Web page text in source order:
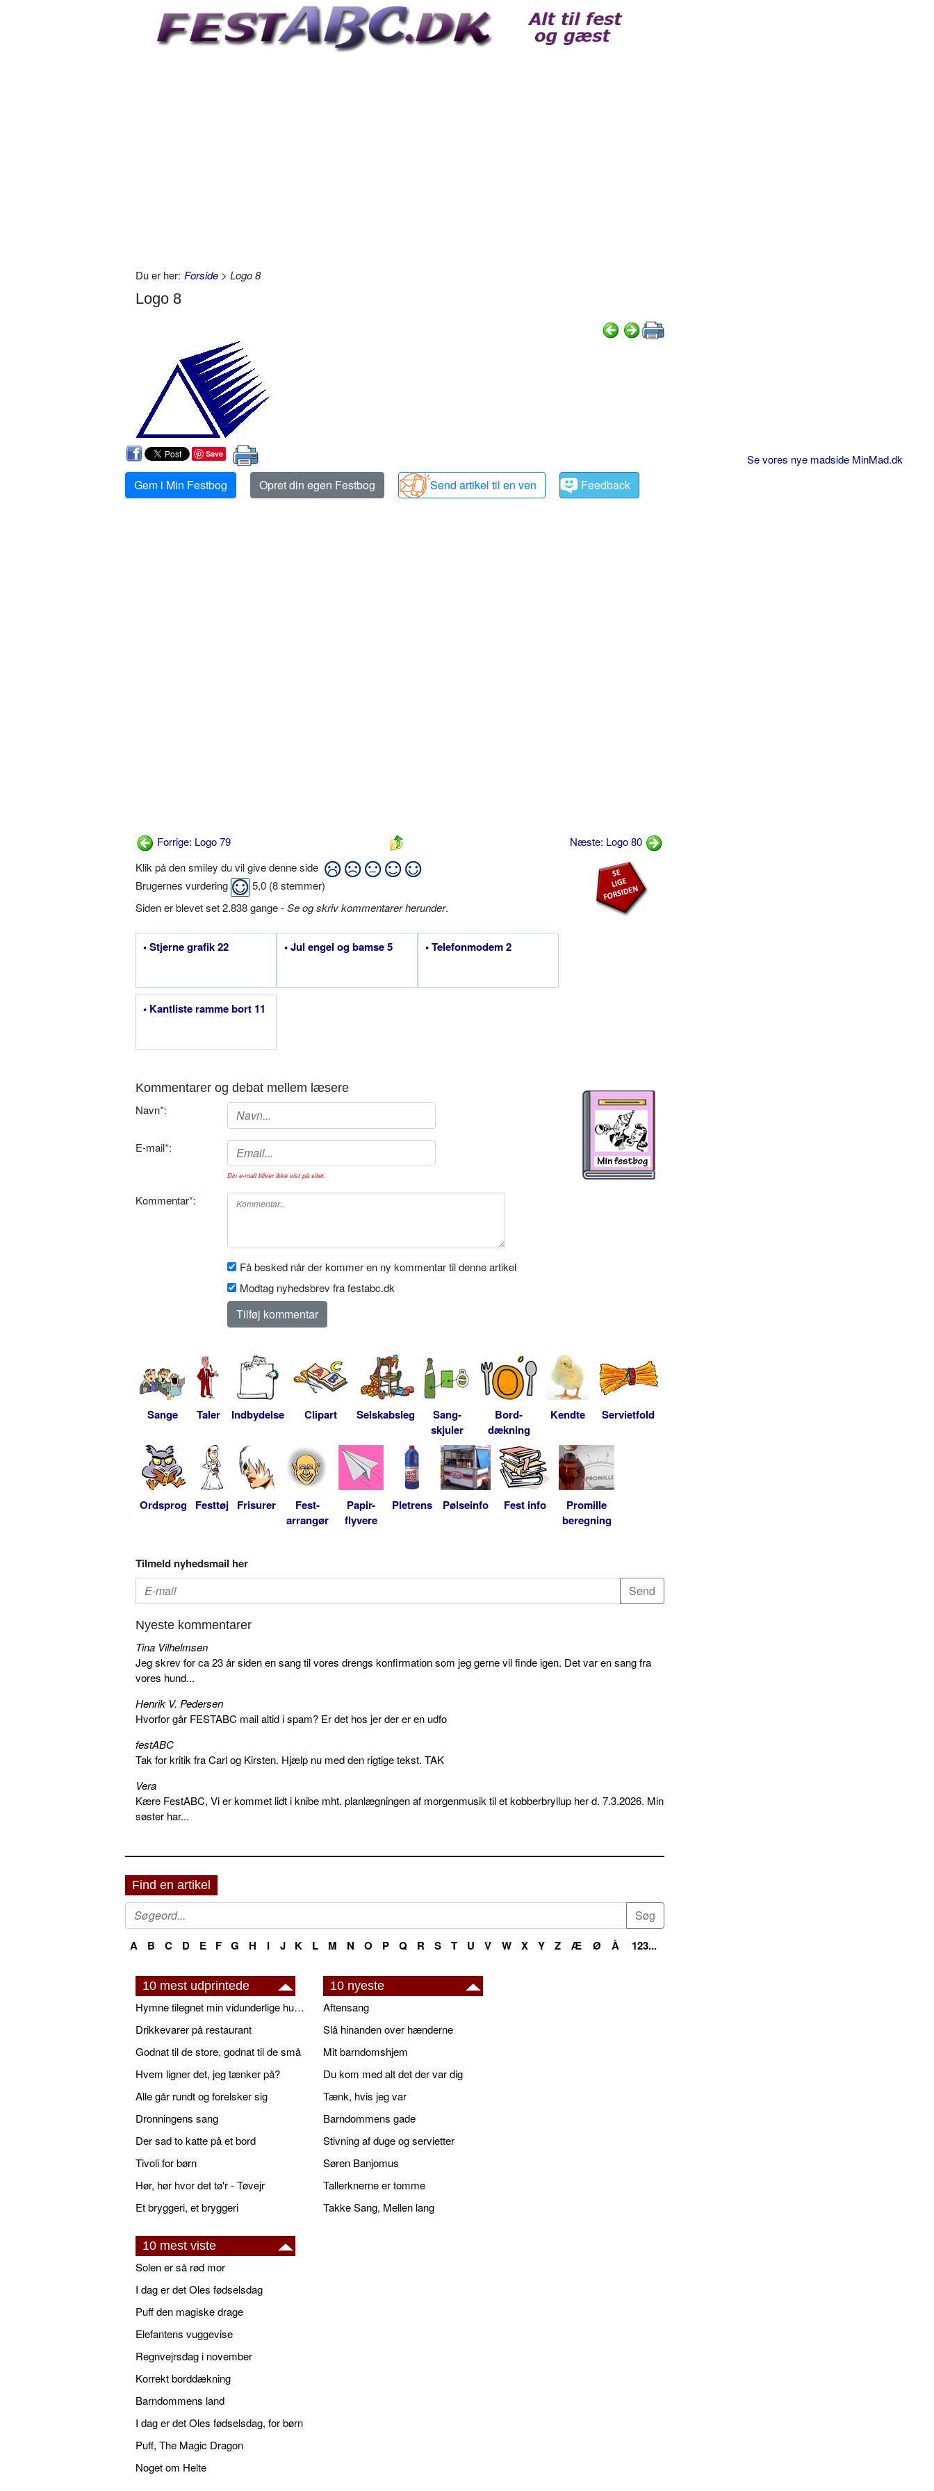
Du er her: Forside > Logo 8
Logo 8
Save
Gem i Min Festbog Opret din egen Festbog Send artikel til en ven Feedback
Forrige: Logo 79
Næste: Logo 80
Klik på den smiley du vil give denne side
Brugernes vurdering
5,0 (8stemmer)
Siden er blevet set 2.838 gange -Se og skriv kommentarer herunder.
• Stjerne grafik 22 • Jul engel og bamse 5 • Telefonmodem 2
• Kantliste ramme bort 11
Kommentarer og debat mellem læsere
Navn*:
E-mail*:
Din e-mail bliver ikke vist på sitet.
Kommentar*:
Få besked når der kommer en ny kommentar til denne artikel
Modtag nyhedsbrev fra festabc.dk
Sange Taler Indbydelse Clipart Selskabsleg
Sang-
skjuler
Bord-
dækning
Kendte Servietfold
Ordsprog Festtøj Frisurer
Fest-
arrangør
Papir-
flyvere
Pletrens Pølseinfo Fest info
Promille
beregning
Tilmeld nyhedsmail her
Nyeste kommentarer
Tina Vilhelmsen
Jeg skrev for ca 23 år siden en sang til vores drengs konfirmation som jeg gerne vil finde igen. Det var en sang fra
vores hund...
Henrik V. Pedersen
Hvorfor går FESTABC mail altid i spam? Er det hos jer der er en udfo
festABC
Tak for kritik fra Carl og Kirsten. Hjælp nu med den rigtige tekst. TAK
Vera
Kære FestABC, Vi er kommet lidt i knibe mht. planlægningen af morgenmusik til et kobberbryllup her d. 7.3.2026. Min
søster har...
Find en artikel
A B C D E F G H I J K L M N O P Q R S T U V W X Y Z Æ Ø Å 123...
10 mest udprintede
Hymne tilegnet min vidunderlige husbond
Drikkevarer på restaurant
Godnat til de store, godnat til de små
Hvem ligner det, jeg tænker på?
Alle går rundt og forelsker sig
Dronningens sang
Der sad to katte på et bord
Tivoli for børn
Hør, hør hvor det tø'r - Tøvejr
Et bryggeri, et bryggeri
10 nyeste
Aftensang
Slå hinanden over hænderne
Mit barndomshjem
Du kom med alt det der var dig
Tænk, hvis jeg var
Barndommens gade
Stivning af duge og servietter
Søren Banjomus
Tallerknerne er tomme
Takke Sang, Mellen lang
10 mest viste
Solen er så rød mor
I dag er det Oles fødselsdag
Puff den magiske drage
Elefantens vuggevise
Regnvejrsdag i november
Korrekt borddækning
Barndommens land
I dag er det Oles fødselsdag, for børn
Puff, The Magic Dragon
Noget om Helte
Se vores nye madside MinMad.dk